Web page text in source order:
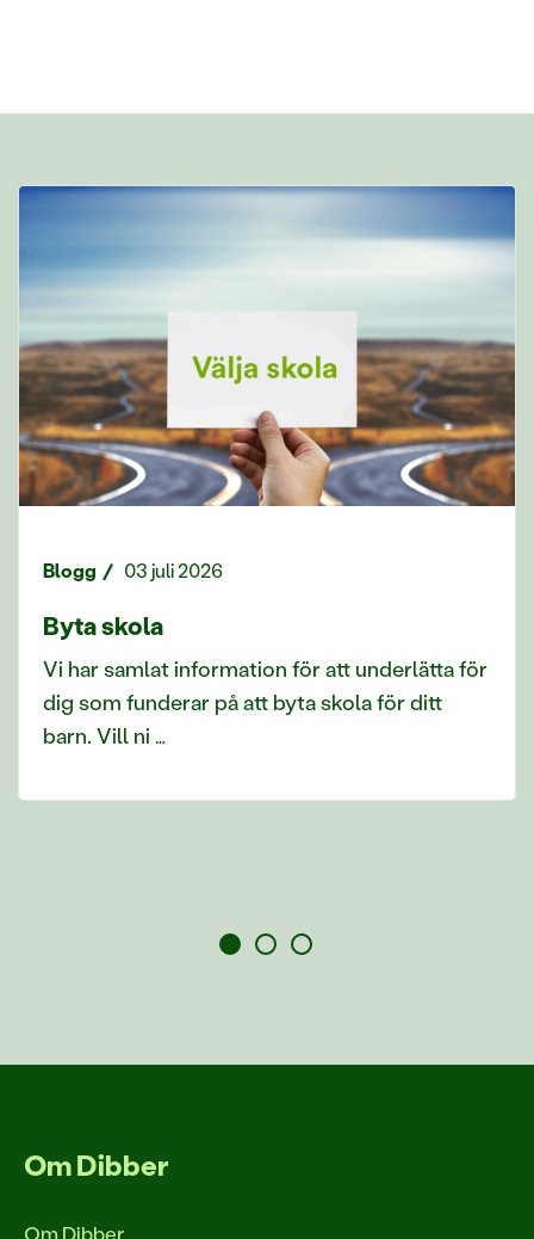
Blogg 03 juli 2026
Byta skola
Vi har samlat information för att underlätta för
dig som funderar på att byta skola för ditt
barn. Vill ni …
Om Dibber
Om Dibber